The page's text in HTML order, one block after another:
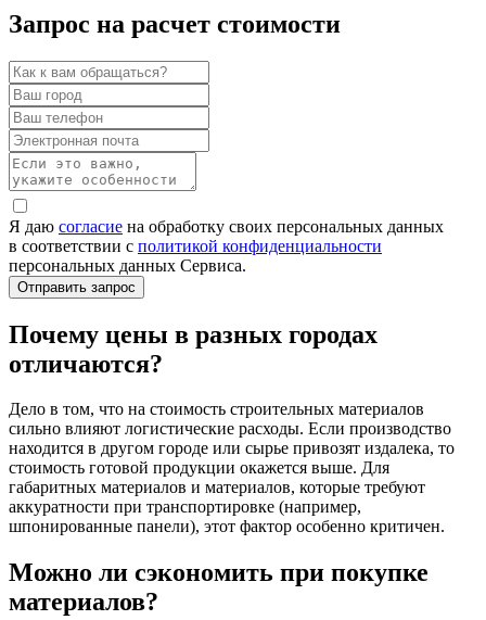
Запрос на расчет стоимости
Я даю согласие на обработку своих персональных данных
в соответствии с политикой конфиденциальности
персональных данных Сервиса.
Почему цены в разных городах
отличаются?
Дело в том, что на стоимость строительных материалов
сильно влияют логистические расходы. Если производство
находится в другом городе или сырье привозят издалека, то
стоимость готовой продукции окажется выше. Для
габаритных материалов и материалов, которые требуют
аккуратности при транспортировке (например,
шпонированные панели), этот фактор особенно критичен.
Можно ли сэкономить при покупке
материалов?